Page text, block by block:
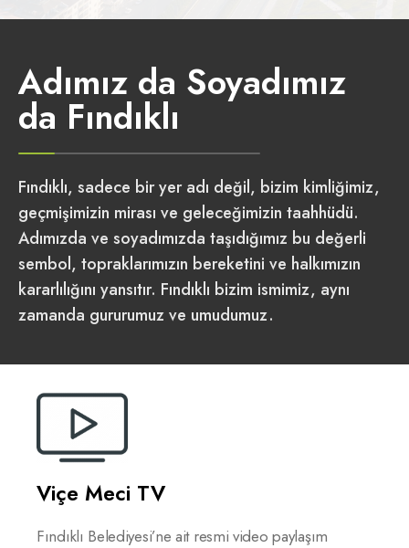
Adımız da Soyadımız
da Fındıklı
Fındıklı, sadece bir yer adı değil, bizim kimliğimiz,
geçmişimizin mirası ve geleceğimizin taahhüdü.
Adımızda ve soyadımızda taşıdığımız bu değerli
sembol, topraklarımızın bereketini ve halkımızın
kararlılığını yansıtır. Fındıklı bizim ismimiz, aynı
zamanda gururumuz ve umudumuz.
Viçe Meci TV
Fındıklı Belediyesi’ne ait resmi video paylaşım